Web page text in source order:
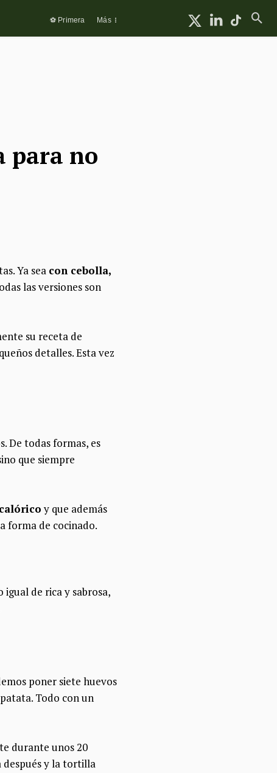
⚽ Primera Más
para no
Ya sea con cebolla,
las versiones son
su receta de
detalles. Esta vez
De todas formas, es
que siempre
y que además
forma de cocinado.
igual de rica y sabrosa,
poner siete huevos
Todo con un
durante unos 20
después y la tortilla